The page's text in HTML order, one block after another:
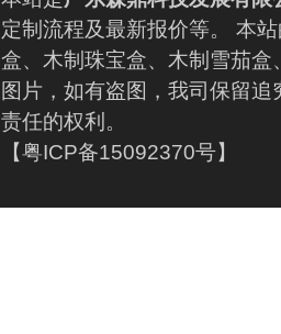
定制流程及最新报价等。 本
盒、木制珠宝盒、木制雪茄
图片，如有盗图，我司保留追
责任的权利。
【粤ICP备15092370号】